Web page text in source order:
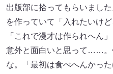
出版部に拾ってもらいまし
を作っていて「入れたいけ
「これで漫才は作られへん
意外と面白いと思って……。
な。「最初は食べへんかっ